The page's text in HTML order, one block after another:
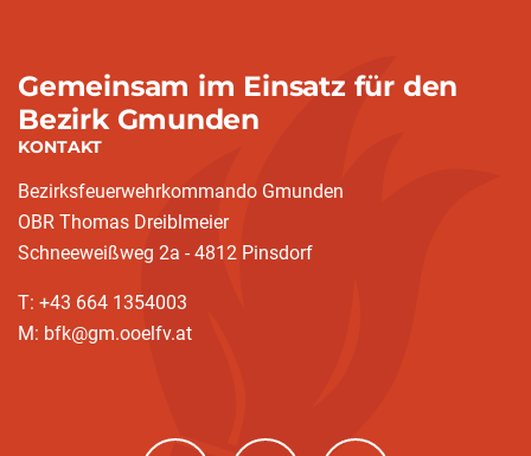
Gemeinsam im Einsatz für den
Bezirk Gmunden
KONTAKT
Bezirksfeuerwehrkommando Gmunden
OBR Thomas Dreiblmeier
Schneeweißweg 2a - 4812 Pinsdorf
T: +43 664 1354003
M: bfk@gm.ooelfv.at